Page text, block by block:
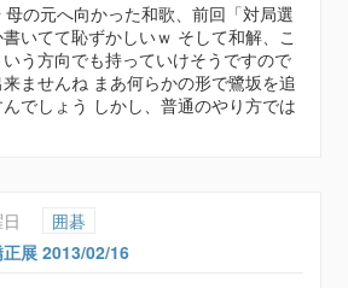
の元へ向かった和歌、前回「対局選
いてて恥ずかしいｗ そして和解、こ
う方向でも持っていけそうですので
ませんね まあ何らかの形で鷺坂を追
でしょう しかし、普通のやり方では
囲碁
展 2013/02/16